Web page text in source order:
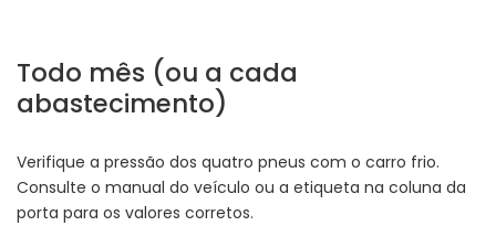
Todo mês (ou a cada
abastecimento)
Verifique a pressão dos quatro pneus com o carro frio.
Consulte o manual do veículo ou a etiqueta na coluna da
porta para os valores corretos.